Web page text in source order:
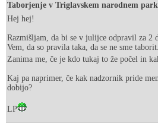
Taborjenje v Triglavskem narodnem
Hej hej!
Razmišljam, da bi se v julijce odpravil za 2
Vem, da so pravila taka, da se ne sme taborit.
Zanima me, če je kdo tukaj to že počel in
Kaj pa naprimer, če kak nadzornik pride
dobijo?
LP